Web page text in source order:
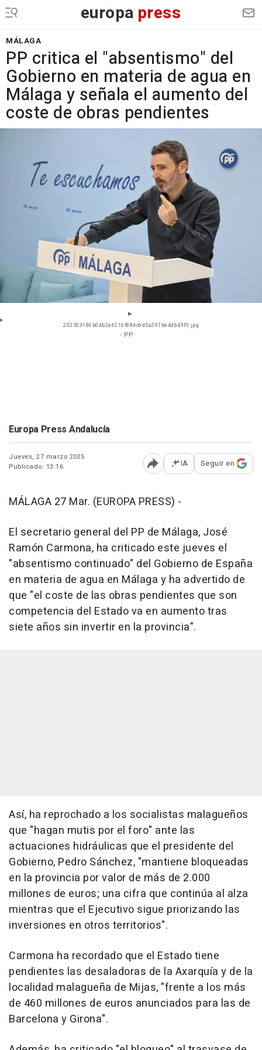
europa press
MÁLAGA
PP critica el "absentismo" del
Gobierno en materia de agua en
Málaga y señala el aumento del
coste de obras pendientes
202503186b04b2e6216f88dc6d5a391be4d649f0.jpg
- PP
Europa Press Andalucía
Jueves, 27 marzo 2025
Publicado: 13:16
Abrir opciones para
IA Seguir en
MÁLAGA 27 Mar. (EUROPA PRESS) -
El secretario general del PP de Málaga, José
Ramón Carmona, ha criticado este jueves el
"absentismo continuado" del Gobierno de España
en materia de agua en Málaga y ha advertido de
que "el coste de las obras pendientes que son
competencia del Estado va en aumento tras
siete años sin invertir en la provincia".
Así, ha reprochado a los socialistas malagueños
que "hagan mutis por el foro" ante las
actuaciones hidráulicas que el presidente del
Gobierno, Pedro Sánchez, "mantiene bloqueadas
en la provincia por valor de más de 2.000
millones de euros; una cifra que continúa al alza
mientras que el Ejecutivo sigue priorizando las
inversiones en otros territorios".
Carmona ha recordado que el Estado tiene
pendientes las desaladoras de la Axarquía y de la
localidad malagueña de Mijas, "frente a los más
de 460 millones de euros anunciados para las de
Barcelona y Girona".